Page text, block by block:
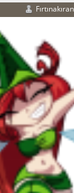
Fırtınakıran